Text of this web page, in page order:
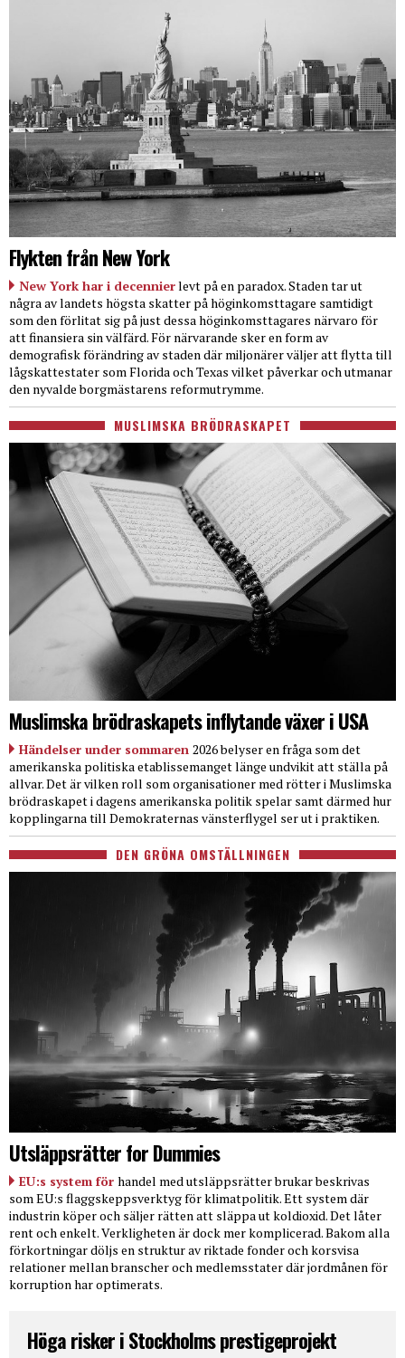
Flykten från New York
New York har i decennierlevt på en paradox. Staden tar ut
några av landets högsta skatter på höginkomsttagare samtidigt
som den förlitat sig på just dessa höginkomsttagares närvaro för
att finansiera sin välfärd. För närvarande sker en form av
demografisk förändring av staden där miljonärer väljer att flytta till
lågskattestater som Florida och Texas vilket påverkar och utmanar
den nyvalde borgmästarens reformutrymme.
MUSLIMSKA BRÖDRASKAPET
Muslimska brödraskapets inflytande växer i USA
Händelser under sommaren 2026 belyser en fråga som det
amerikanska politiska etablissemanget länge undvikit att ställa på
allvar. Det är vilken roll som organisationer med rötter i Muslimska
brödraskapet i dagens amerikanska politik spelar samt därmed hur
kopplingarna till Demokraternas vänsterflygel ser ut i praktiken.
DEN GRÖNA OMSTÄLLNINGEN
Utsläppsrätter for Dummies
EU:s system för handel med utsläppsrätter brukar beskrivas
som EU:s flaggskeppsverktyg för klimatpolitik. Ett system där
industrin köper och säljer rätten att släppa ut koldioxid. Det låter
rent och enkelt. Verkligheten är dock mer komplicerad. Bakom alla
förkortningar döljs en struktur av riktade fonder och korsvisa
relationer mellan branscher och medlemsstater där jordmånen för
korruption har optimerats.
Höga risker i Stockholms prestigeprojekt